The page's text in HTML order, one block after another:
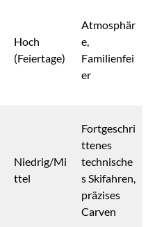
Hoch
(Feiertage)
Atmosphär
e,
Familienfei
er
Niedrig/Mi
ttel
Fortgeschri
ttenes
technische
s Skifahren,
präzises
Carven